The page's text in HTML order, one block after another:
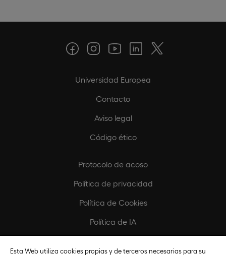
Universidad Europea
Contacto
Aviso legal
Código ético
Protocolo de acoso
Política de privacidad
Política de Cookies
Política de IA
Esta Web utiliza cookies propias y de terceros necesarias para su